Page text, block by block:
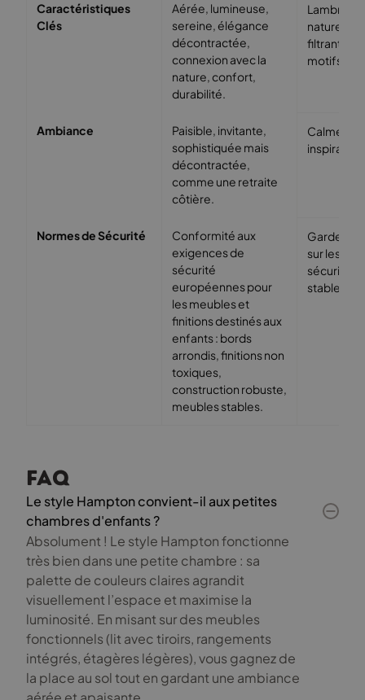
Caractéristiques
Clés
Aérée, lumineuse,
sereine, élégance
décontractée,
connexion avec la
nature, confort,
durabilité.
Lambris,
filtrant la
motifs
Ambiance
Paisible, invitante,
sophistiquée mais
décontractée,
comme une retraite
côtière.
Calme,
Normes de Sécurité
Conformité aux
exigences de
sécurité
européennes pour
les meubles et
finitions destinés aux
enfants : bords
arrondis, finitions non
toxiques,
construction robuste,
meubles stables.
Garde-
sur les lits,
stables.
FAQ
Le style Hampton convient-il aux petites
chambres d'enfants ?
Absolument ! Le style Hampton fonctionne
très bien dans une petite chambre : sa
palette de couleurs claires agrandit
visuellement l’espace et maximise la
luminosité. En misant sur des meubles
fonctionnels (lit avec tiroirs, rangements
intégrés, étagères légères), vous gagnez de
la place au sol tout en gardant une ambiance